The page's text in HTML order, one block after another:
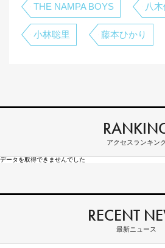
THE NAMPA BOYS 八
小林聡里 藤本ひかり
アクセスランキン
データを取得できませんでした
RECENT
最新ニュース